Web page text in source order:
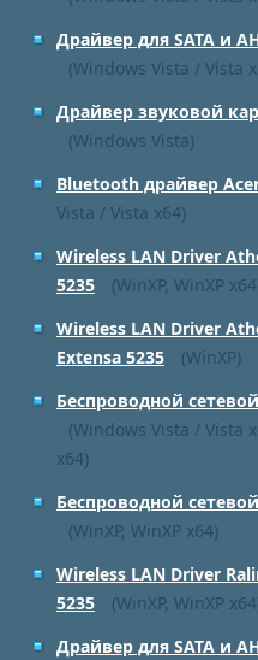
Драйвер для SATA и
(Windows Vista / Vista
Драйвер звуковой
(Windows Vista)
Bluetooth драйвер
Vista / Vista x64)
Wireless LAN Driver
5235
(WinXP, WinXP
Wireless LAN Driver
Extensa 5235
(WinXP)
Беспроводной
(Windows Vista / Vista
x64)
Беспроводной
(WinXP, WinXP x64)
Wireless LAN Driver
5235
(WinXP, WinXP
Драйвер для SATA и